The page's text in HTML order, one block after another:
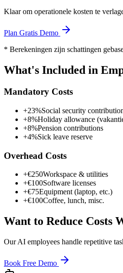
Klaar om operationele kosten te
Plan Gratis Demo
* Berekeningen zijn schattingen
What's Included in
Mandatory Costs
+23%Social security
+8%Holiday allowance
+8%Pension contributions
+4%Sick leave reserve
Overhead Costs
+€250Workspace & utilities
+€100Software licenses
+€75Equipment (laptop, etc.)
+€100Coffee, lunch, misc.
Want to Reduce Costs
Our AI employees handle repetitive
Book Free Demo